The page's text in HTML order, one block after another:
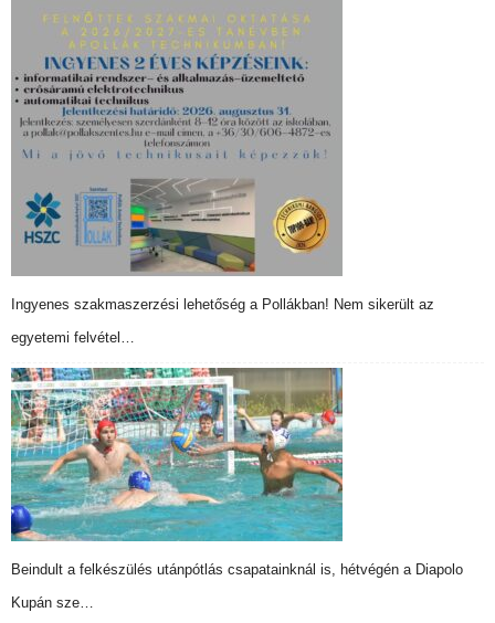
Ingyenes szakmaszerzési lehetőség a Pollákban! Nem sikerült az
egyetemi felvétel…
Beindult a felkészülés utánpótlás csapatainknál is, hétvégén a Diapolo
Kupán sze…